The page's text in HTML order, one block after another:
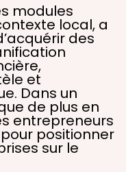
modules
local, a
des
et
Dans un
de plus en
entrepreneurs
positionner
sur le